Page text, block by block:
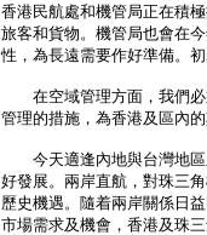
香港民航處和機管局正在積
旅客和貨物。機管局也會在
性，為長遠需要作好準備。
在空域管理方面，我們必
管理的措施，為香港及區內
今天適逢內地與台灣地區
好發展。兩岸直航，對珠三
歷史機遇。隨着兩岸關係日
市場需求及機會，香港及珠